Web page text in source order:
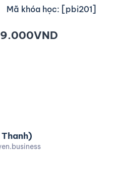
Mã khóa học: [pbi201]
VND